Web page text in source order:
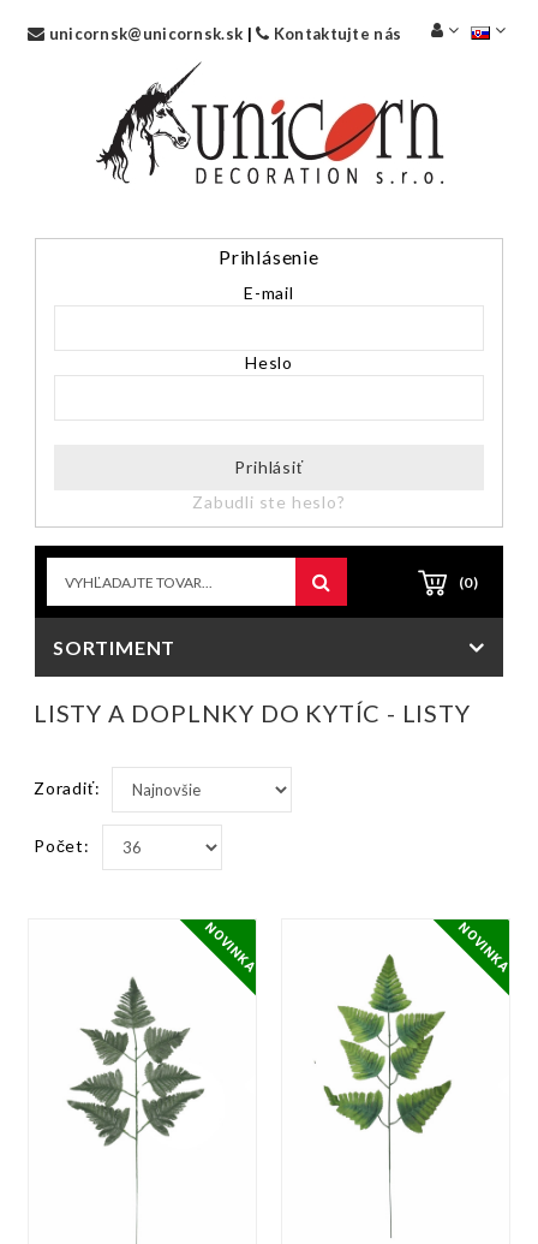
unicornsk@unicornsk.sk | Kontaktujte nás
Prihlásenie
E-mail
Heslo
Prihlásiť
Zabudli ste heslo?
(0)
SORTIMENT
LISTY A DOPLNKY DO KYTÍC - LISTY
Zoradiť:
Počet:
NOVINKA NOVINKA